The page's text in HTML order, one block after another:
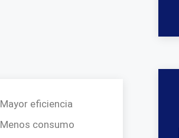
Mayor eficiencia
Menos consumo